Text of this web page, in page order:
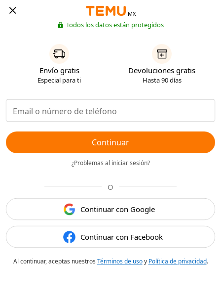
MX
Todos los datos están protegidos
Envío gratis
Especial para ti
Devoluciones gratis
Hasta 90 días
Continuar
¿Problemas al iniciar sesión?
O
Continuar con Google
Continuar con Facebook
Al continuar, aceptas nuestros Términos de usoy Política de privacidad.